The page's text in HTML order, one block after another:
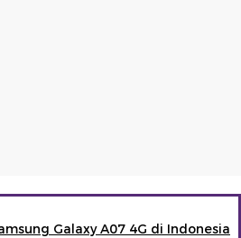
Galaxy A07 4G di Indonesia